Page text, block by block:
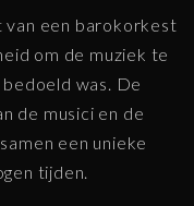
van een barokorkest
om de muziek te
was. De
de musici en de
een unieke
tijden.